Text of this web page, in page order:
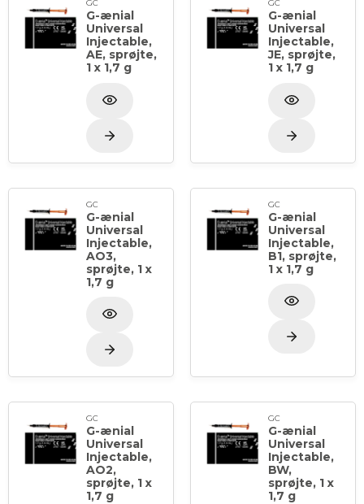
GC
G-ænial
Universal
Injectable,
AE, sprøjte,
1 x 1,7 g
GC
G-ænial
Universal
Injectable,
JE, sprøjte,
1 x 1,7 g
GC
G-ænial
Universal
Injectable,
AO3,
sprøjte, 1 x
1,7 g
GC
G-ænial
Universal
Injectable,
B1, sprøjte,
1 x 1,7 g
GC
G-ænial
Universal
Injectable,
AO2,
sprøjte, 1 x
1,7 g
GC
G-ænial
Universal
Injectable,
BW,
sprøjte, 1 x
1,7 g